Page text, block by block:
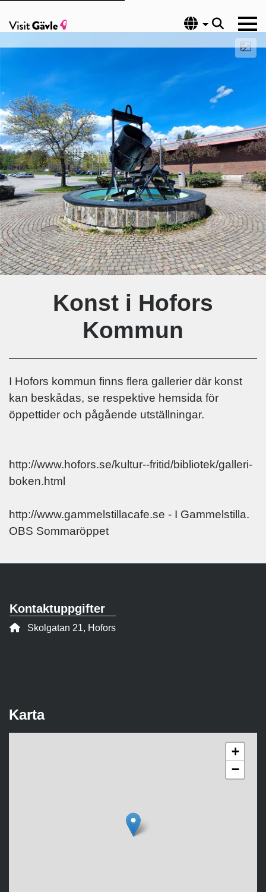
Språk
Konst i Hofors
Kommun
I Hofors kommun finns flera gallerier där konst
kan beskådas, se respektive hemsida för
öppettider och pågående utställningar.
http://www.hofors.se/kultur--fritid/bibliotek/galleri-
boken.html
http://www.gammelstillacafe.se - I Gammelstilla.
OBS Sommaröppet
Kontaktuppgifter
Adress:
Skolgatan 21, Hofors
Karta
+
−